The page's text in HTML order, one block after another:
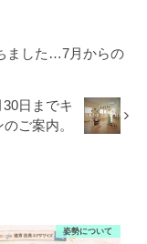
ました…7月からの
日までキ
ご案内。
姿勢について